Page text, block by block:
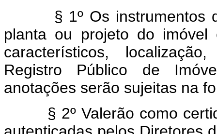
§ 1º Os instrumentos
planta ou projeto do imóvel
característicos,
Registro Público de
anotações serão sujeitas na
§ 2º Valerão como